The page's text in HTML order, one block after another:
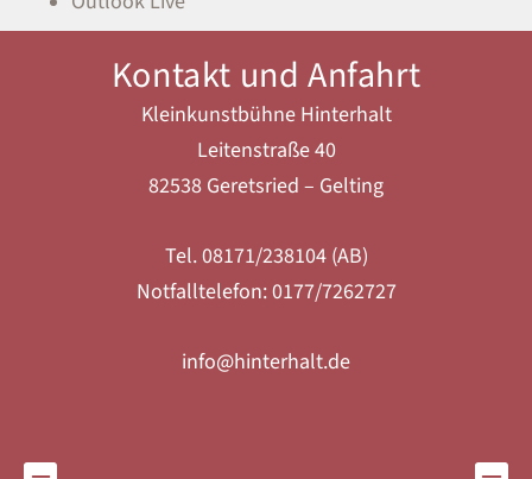
Kontakt und Anfahrt
Kleinkunstbühne Hinterhalt
Leitenstraße 40
82538 Geretsried – Gelting
Tel. 08171/238104 (AB)
Notfalltelefon: 0177/7262727
info@hinterhalt.de